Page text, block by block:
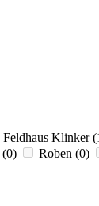
Feldhaus Klinker(
(0) Roben (0)